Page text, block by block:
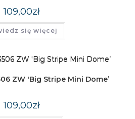
109,00zł
się więcej
ZW 'Big Stripe Mini Dome’
109,00zł